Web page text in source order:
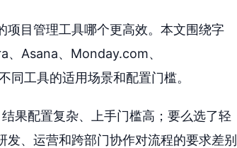
目管理工具哪个更高效。本文围绕字
、Asana、Monday.com、
工具的适用场景和配置门槛。
果配置复杂、上手门槛高；要么选了轻
、运营和跨部门协作对流程的要求差别